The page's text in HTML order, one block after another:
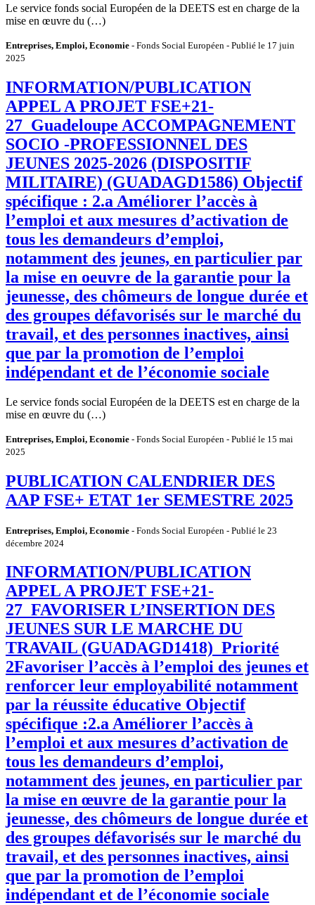
Le service fonds social Européen de la DEETS est en charge de la
mise en œuvre du (…)
Entreprises, Emploi, Economie - Fonds Social Européen - Publié le 17 juin
2025
INFORMATION/PUBLICATION
APPEL A PROJET FSE+21-
27_Guadeloupe ACCOMPAGNEMENT
SOCIO -PROFESSIONNEL DES
JEUNES 2025-2026 (DISPOSITIF
MILITAIRE) (GUADAGD1586) Objectif
spécifique : 2.a Améliorer l’accès à
l’emploi et aux mesures d’activation de
tous les demandeurs d’emploi,
notamment des jeunes, en particulier par
la mise en oeuvre de la garantie pour la
jeunesse, des chômeurs de longue durée et
des groupes défavorisés sur le marché du
travail, et des personnes inactives, ainsi
que par la promotion de l’emploi
indépendant et de l’économie sociale
Le service fonds social Européen de la DEETS est en charge de la
mise en œuvre du (…)
Entreprises, Emploi, Economie - Fonds Social Européen - Publié le 15 mai
2025
PUBLICATION CALENDRIER DES
AAP FSE+ ETAT 1er SEMESTRE 2025
Entreprises, Emploi, Economie - Fonds Social Européen - Publié le 23
décembre 2024
INFORMATION/PUBLICATION
APPEL A PROJET FSE+21-
27_FAVORISER L’INSERTION DES
JEUNES SUR LE MARCHE DU
TRAVAIL (GUADAGD1418)_Priorité
2Favoriser l’accès à l’emploi des jeunes et
renforcer leur employabilité notamment
par la réussite éducative Objectif
spécifique :2.a Améliorer l’accès à
l’emploi et aux mesures d’activation de
tous les demandeurs d’emploi,
notamment des jeunes, en particulier par
la mise en œuvre de la garantie pour la
jeunesse, des chômeurs de longue durée et
des groupes défavorisés sur le marché du
travail, et des personnes inactives, ainsi
que par la promotion de l’emploi
indépendant et de l’économie sociale